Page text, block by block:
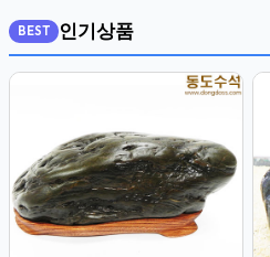
BEST 인기상품